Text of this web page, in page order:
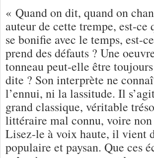
« Quand on dit, quand on
auteur de cette trempe, est-ce
se bonifie avec le temps, est-
prend des défauts ? Une
tonneau peut-elle être
dite ? Son interprète ne
l’ennui, ni la lassitude. Il
grand classique, véritable
littéraire mal connu, voire
Lisez-le à voix haute, il vient
populaire et paysan. Que ces